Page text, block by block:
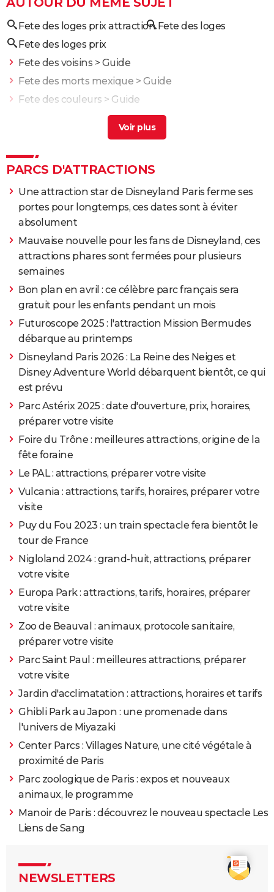
Fete des loges prix attraction Fete des loges
Fete des loges prix
Fete des voisins > Guide
Fete des morts mexique > Guide
Fete des couleurs > Guide
> Accueil - Jours de fête -
PARCS D'ATTRACTIONS
Une attraction star de Disneyland Paris ferme ses
portes pour longtemps, ces dates sont à éviter
absolument
Mauvaise nouvelle pour les fans de Disneyland, ces
attractions phares sont fermées pour plusieurs
semaines
Bon plan en avril : ce célèbre parc français sera
gratuit pour les enfants pendant un mois
Futuroscope 2025 : l'attraction Mission Bermudes
débarque au printemps
Disneyland Paris 2026 : La Reine des Neiges et
Disney Adventure World débarquent bientôt, ce qui
est prévu
Parc Astérix 2025 : date d'ouverture, prix, horaires,
préparer votre visite
Foire du Trône : meilleures attractions, origine de la
fête foraine
Le PAL : attractions, préparer votre visite
Vulcania : attractions, tarifs, horaires, préparer votre
visite
Puy du Fou 2023 : un train spectacle fera bientôt le
tour de France
Nigloland 2024 : grand-huit, attractions, préparer
votre visite
Europa Park : attractions, tarifs, horaires, préparer
votre visite
Zoo de Beauval : animaux, protocole sanitaire,
préparer votre visite
Parc Saint Paul : meilleures attractions, préparer
votre visite
Jardin d'acclimatation : attractions, horaires et tarifs
Ghibli Park au Japon : une promenade dans
l'univers de Miyazaki
Center Parcs : Villages Nature, une cité végétale à
proximité de Paris
Parc zoologique de Paris : expos et nouveaux
animaux, le programme
Manoir de Paris : découvrez le nouveau spectacle Les
Liens de Sang
NEWSLETTERS